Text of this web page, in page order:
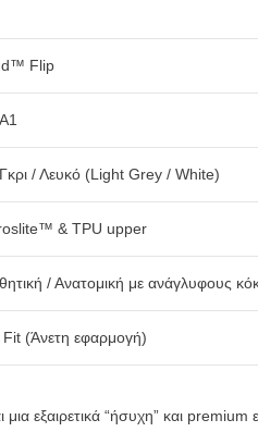
Flip
/ Λευκό (Light Grey / White)
& TPU upper
/ Ανατομική με ανάγλυφους
(Άνετη εφαρμογή)
εξαιρετικά “ήσυχη” και